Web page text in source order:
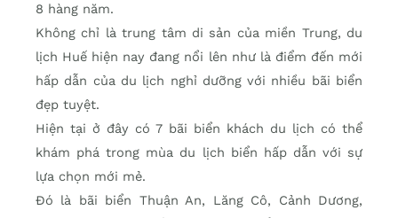
8 hàng năm.
Không chỉ là trung tâm di sản của miền Trung, du
lịch Huế hiện nay đang nổi lên như là điểm đến mới
hấp dẫn của du lịch nghỉ dưỡng với nhiều bãi biển
đẹp tuyệt.
Hiện tại ở đây có 7 bãi biển khách du lịch có thể
khám phá trong mùa du lịch biển hấp dẫn với sự
lựa chọn mới mẻ.
Đó là bãi biển Thuận An, Lăng Cô, Cảnh Dương,